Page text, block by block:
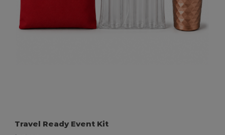
Travel Ready Event Kit